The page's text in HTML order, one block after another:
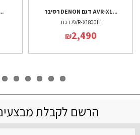
קנקן BRITA Marella כול...
רסיבר DENON דגם AVR-X1...
דגם AVR-X1800H
₪2,490
הרשם לקבלת